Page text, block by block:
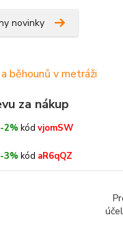
novinky
za nákup
2% kód vjomSW
3% kód aR6qQZ